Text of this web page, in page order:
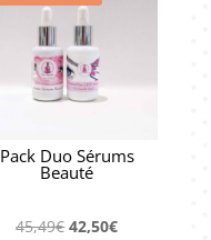
Pack Duo Sérums
Beauté
45,49€Le
42,50€Le